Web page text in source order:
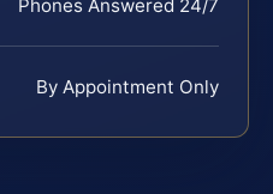
Phones Answered 24/7
By Appointment Only